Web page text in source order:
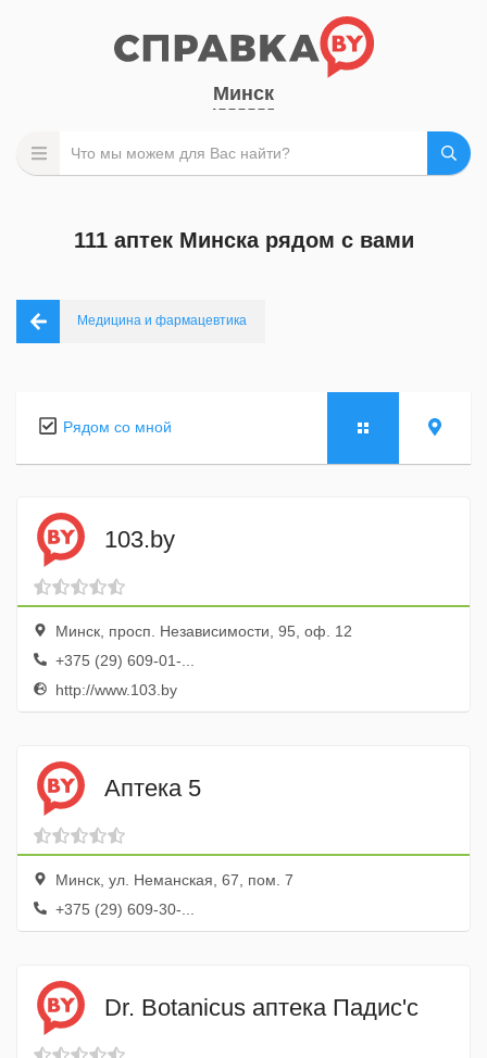
Минск
111 аптек Минска рядом с вами
Медицина и фармацевтика
Рядом со мной
103.by
Минск, просп. Независимости, 95, оф. 12
+375 (29) 609-01-...
http://www.103.by
Аптека 5
Минск, ул. Неманская, 67, пом. 7
+375 (29) 609-30-...
Dr. Botanicus аптека Падис'с